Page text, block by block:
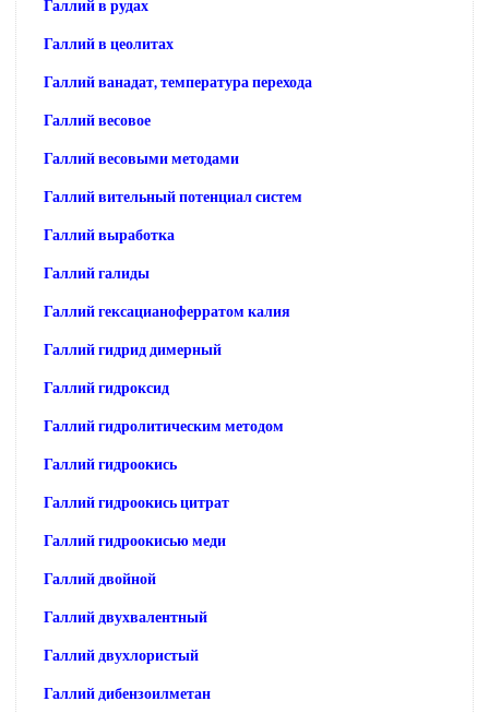
Галлий в рудах
Галлий в цеолитах
Галлий ванадат, температура перехода
Галлий весовое
Галлий весовыми методами
Галлий вительный потенциал систем
Галлий выработка
Галлий галиды
Галлий гексацианоферратом калия
Галлий гидрид димерный
Галлий гидроксид
Галлий гидролитическим методом
Галлий гидроокись
Галлий гидроокись цитрат
Галлий гидроокисью меди
Галлий двойной
Галлий двухвалентный
Галлий двухлористый
Галлий дибензоилметан